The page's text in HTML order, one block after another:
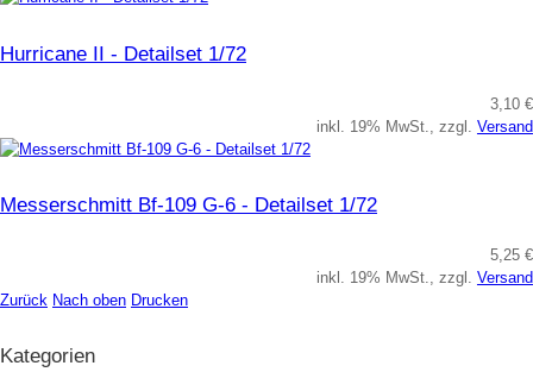
Hurricane II - Detailset 1/72
3,10 €
inkl. 19% MwSt., zzgl. Versand
Messerschmitt Bf-109 G-6 - Detailset 1/72
5,25 €
inkl. 19% MwSt., zzgl. Versand
Zurück Nach oben Drucken
Kategorien